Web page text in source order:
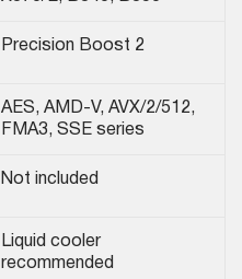
Precision Boost 2
AES, AMD-V, AVX/2/512,
FMA3, SSE series
Not included
Liquid cooler
recommended